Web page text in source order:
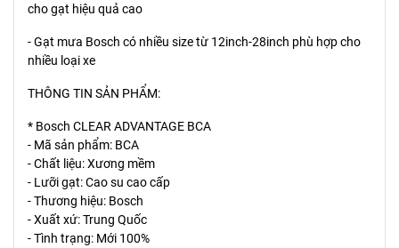
cho gạt hiệu quả cao
- Gạt mưa Bosch có nhiều size từ 12inch-28inch phù hợp cho
nhiều loại xe
THÔNG TIN SẢN PHẨM:
* Bosch CLEAR ADVANTAGE BCA
- Mã sản phẩm: BCA
- Chất liệu: Xương mềm
- Lưỡi gạt: Cao su cao cấp
- Thương hiệu: Bosch
- Xuất xứ: Trung Quốc
- Tình trạng: Mới 100%